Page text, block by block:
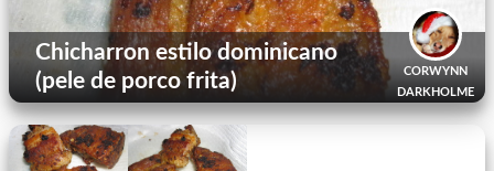
CORWYNN
DARKHOLME
Chicharron estilo dominicano
(pele de porco frita)